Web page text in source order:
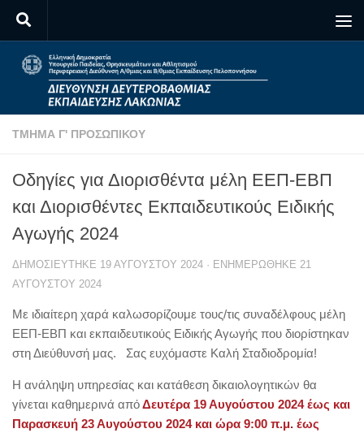
Skip to content
ΤΜΉΜΑ Γ' ΠΡΟΣΩΠΙΚΟΎ
Οδηγίες για Διορισθέντα μέλη ΕΕΠ-ΕΒΠ
και Διορισθέντες Εκπαιδευτικούς Ειδικής
Αγωγής 2024
ΔΗΜΟΣΙΕΎΤΗΚΕ 19 ΑΥΓΟΎΣΤΟΥ 2024 · ΕΝΗΜΕΡΏΘΗΚΕ 21
ΑΥΓΟΎΣΤΟΥ 2024
Με ιδιαίτερη χαρά καλωσορίζουμε τους/τις συναδέλφους μέλη
ΕΕΠ-ΕΒΠ και εκπαιδευτικούς Ειδικής Αγωγής που διορίστηκαν
στη Διεύθυνσή μας. Σας ευχόμαστε Καλή Σταδιοδρομία!
Η ανάληψη υπηρεσίας και κατάθεση δικαιολογητικών θα
γίνεται καθημερινά απόΔευτέρα 19 Αυγούστου 2024 έως και
Παρασκευή 23 Αυγούστου 2024 και ώρα 9:00 π.μ. έως